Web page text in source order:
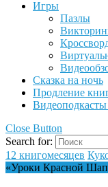
Игры
Пазлы
Сказка на ночь
Продление
Close Button
Search for:
12 книгомесяцев
«Уроки Красной